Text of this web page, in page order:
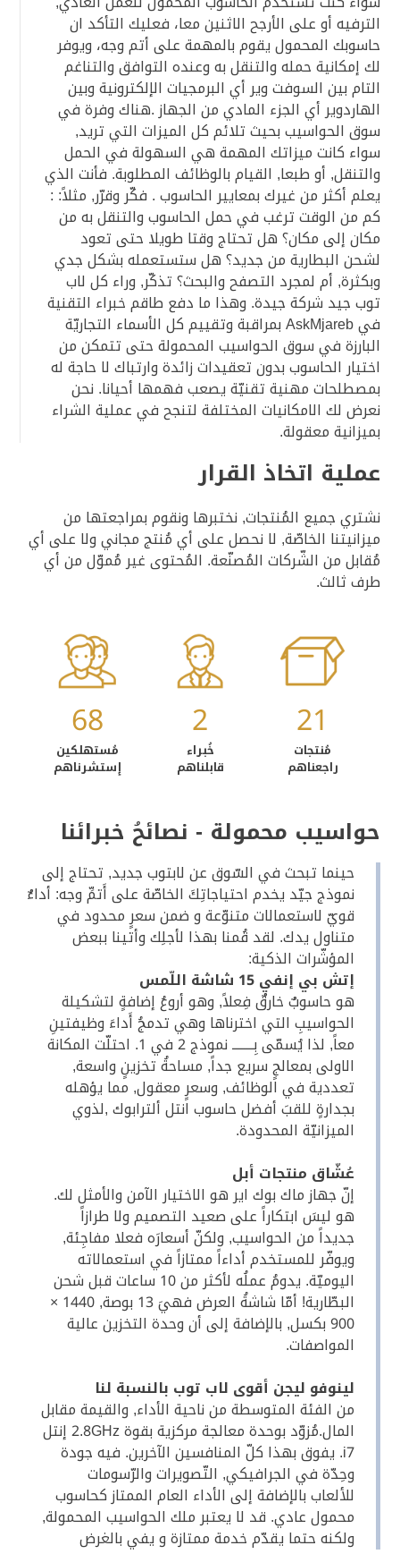
الترفيه أو على الأرجح الاثنين معا، فعليك التأكد ان
حاسوبك المحمول يقوم بالمهمة على أتم وجه، ويوفر
لك إمكانية حمله والتنقل به وعنده التوافق والتناغم
التام بين السوفت وير أي البرمجيات الإلكترونية وبين
الهاردوير أي الجزء المادي من الجهاز .هناك وفرة في
سوق الحواسيب بحيث تلائم كل الميزات التي تريد,
سواء كانت ميزاتك المهمة هي السهولة في الحمل
والتنقل, أو طبعا, القيام بالوظائف المطلوبة. فأنت الذي
يعلم أكثر من غيرك بمعايير الحاسوب . فكّر وقرّر, مثلاً: :
كم من الوقت ترغب في حمل الحاسوب والتنقل به من
مكان إلى مكان؟ هل تحتاج وقتا طويلا حتى تعود
لشحن البطارية من جديد؟ هل ستستعمله بشكل جدي
وبكثرة, أم لمجرد التصفح والبحث؟ تذكّر, وراء كل لاب
توب جيد شركة جيدة. وهذا ما دفع طاقم خبراء التقنية
في AskMjareb بمراقبة وتقييم كل الأسماء التجاريّة
البارزة في سوق الحواسيب المحمولة حتى تتمكن من
اختيار الحاسوب بدون تعقيدات زائدة وارتباك لا حاجة له
بمصطلحات مهنية تقنيّة يصعب فهمها أحيانا. نحن
نعرض لك الامكانيات المختلفة لتنجح في عملية الشراء
بميزانية معقولة.
عملية اتخاذ القرار
نشتري جميع المُنتجات, نختبرها ونقوم بمراجعتها من
ميزانيتنا الخاصّة, لا نحصل على أي مُنتج مجاني ولا على أي
مُقابل من الشّركات المُصنّعة. المُحتوى غير مُموّل من أي
طرف ثالث.
21
مُنتجات
راجعناهم
2
خُبراء
قابلناهم
68
مُستهلكين
إستشرناهم
حواسيب محمولة - نصائحُ خبرائنا
حينما تبحث في السّوق عن لابتوب جديد, تحتاج إلى
نموذج جيّد يخدم احتياجاتِكَ الخاصّة على أَتمِّ وجه: أداءٌ
قويّ لاستعمالات متنوّعة و ضمن سعرٍ محدود في
متناول يدك. لقد قُمنا بهذا لأجلِك وأتينا ببعض
المؤشّرات الذكية:
إتش بي إنفي 15 شاشة اللّمس
هو حاسوبٌ خارقٌ فِعلاً, وهو أروعُ إضافةٍ لتشكيلة
الحواسيبِ التي اخترناها وهي تدمجُ أَداءَ وظيفتينِ
معاً, لذا يُسمّى بِــــــــ نموذج 2 في 1. احتلّت المكانة
الاولى بمعالجٍ سريع جداً, مساحةُ تخزينٍ واسعة,
تعددية في الوظائف, وسعرٍ معقول, مما يؤهله
بجدارةٍ للقبَ أفضل حاسوب انتل ألترابوك ,لذوي
الميزانيّة المحدودة.
عُشّاق منتجات أبل
إنّ جهاز ماك بوك اير هو الاختيار الآمن والأمثل لك.
هو ليسَ ابتكاراً على صعيد التصميم ولا طرازاً
جديداً من الحواسيب, ولكنّ أسعارَه فعلا مفاجِئة,
ويوفّر للمستخدم أداءاً ممتازاً في استعمالاته
اليوميّة. يدومُ عملُه لأكثر من 10 ساعات قبل شحن
البطّارية! أمّا شاشةُ العرض فهيَ 13 بوصة, 1440 ×
900 بكسل, بالإضافة إلى أن وحدة التخزين عالية
المواصفات.
لينوفو ليجن أقوى لاب توب بالنسبة لنا
من الفئة المتوسطة من ناحية الأداء, والقيمة مقابل
المال.مُزوّد بوحدة معالجة مركزية بقوة 2.8GHz إنتل
i7. يفوق بهذا كلّ المنافسين الآخرين. فيه جودة
وحِدّة في الجرافيكي, التّصويرات والرّسومات
للألعاب بالإضافة إلى الأداء العام الممتاز كحاسوب
محمول عادي. قد لا يعتبر ملك الحواسيب المحمولة,
ولكنه حتما يقدّم خدمة ممتازة و يفي بالغرض